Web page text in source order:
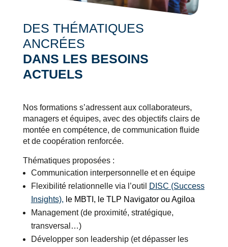
DES THÉMATIQUES
ANCRÉES
DANS LES BESOINS
ACTUELS
Nos formations s’adressent aux collaborateurs,
managers et équipes, avec des objectifs clairs de
montée en compétence, de communication fluide
et de coopération renforcée.
Thématiques proposées :
Communication interpersonnelle et en équipe
Flexibilité relationnelle via l’outil
DISC (Success
Insights), le MBTI, le TLP Navigator ou Agiloa
Management (de proximité, stratégique,
transversal…)
Développer son leadership (et dépasser les